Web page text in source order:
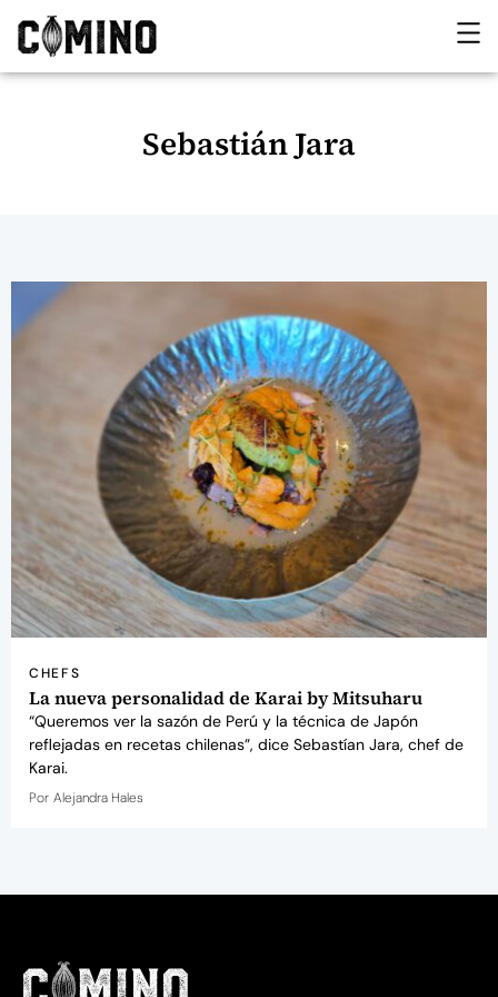
Sebastián Jara
CHEFS
La nueva personalidad de Karai by Mitsuharu
“Queremos ver la sazón de Perú y la técnica de Japón
reflejadas en recetas chilenas”, dice Sebastían Jara, chef de
Karai.
Por Alejandra Hales